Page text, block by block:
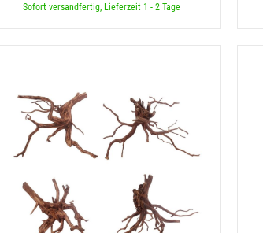
Sofort versandfertig, Lieferzeit 1 - 2 Tage